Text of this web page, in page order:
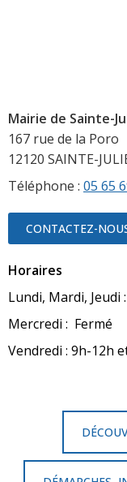
Mairie de Sainte-
167 rue de la Poro
12120 SAINTE-
Téléphone : 05 65
CONTACTEZ-
Horaires
Lundi, Mardi, Jeudi
Mercredi : Fermé
Vendredi : 9h-12h